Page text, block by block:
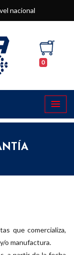
nacional
0
que comercializa,
o manufactura.